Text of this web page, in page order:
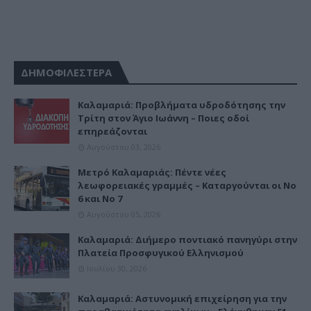
ΔΗΜΟΦΙΛΕΣΤΕΡΑ
Καλαμαριά: Προβλήματα υδροδότησης την
Τρίτη στον Άγιο Ιωάννη – Ποιες οδοί
επηρεάζονται
Μετρό Καλαμαριάς: Πέντε νέες
λεωφορειακές γραμμές – Καταργούνται οι Νο
6 και Νο 7
Καλαμαριά: Διήμερο ποντιακό πανηγύρι στην
Πλατεία Προσφυγικού Ελληνισμού
Καλαμαριά: Αστυνομική επιχείρηση για την